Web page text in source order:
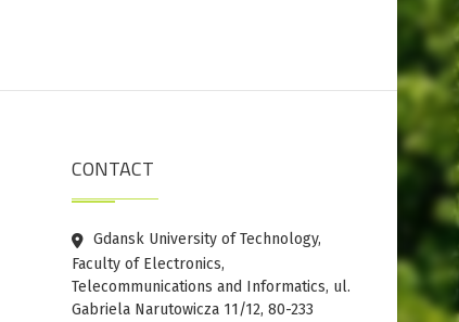
CONTACT
Gdansk University of Technology,
Faculty of Electronics,
Telecommunications and Informatics, ul.
Gabriela Narutowicza 11/12, 80-233